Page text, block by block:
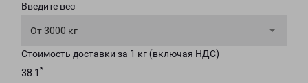
Введите вес
От 3000 кг
Стоимость доставки за 1 кг (включая НДС)
38.1 *